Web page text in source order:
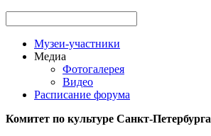
Музеи-участники
Медиа
Фотогалерея
Видео
Расписание форума
Комитет по культуре Санкт-Петербурга